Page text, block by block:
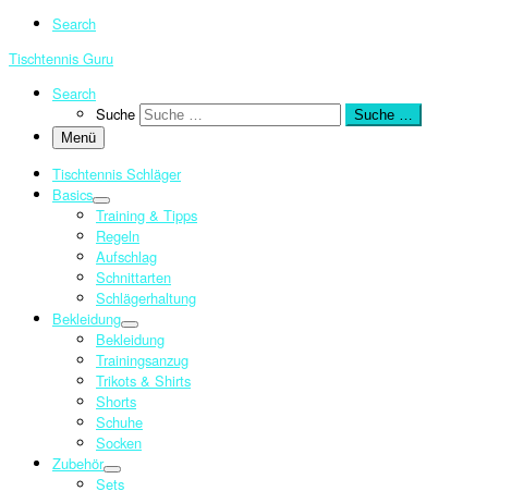
Search
Tischtennis Guru
Search
Suche
Suche …
Menü
Tischtennis Schläger
Basics
Training & Tipps
Regeln
Aufschlag
Schnittarten
Schlägerhaltung
Bekleidung
Bekleidung
Trainingsanzug
Trikots & Shirts
Shorts
Schuhe
Socken
Zubehör
Sets